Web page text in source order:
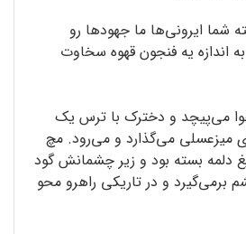
شما ایرونی‌ها ما جهودها رو
اندازه یه فنجون قهوه سخاوت
می‌پیچد و دخترک با ترس یک
میزعسلی می‌گذارد و می‌رود. مچ
دلمه بسته بود و زیر چشمانش گود
برمی‌گیرد و در تاریکی راهرو محو